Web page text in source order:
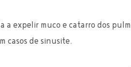
expelir muco e catarro dos
casos de sinusite.